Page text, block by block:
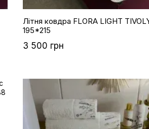
Літня ковдра FLORA LIGHT
195*215
3 500 грн